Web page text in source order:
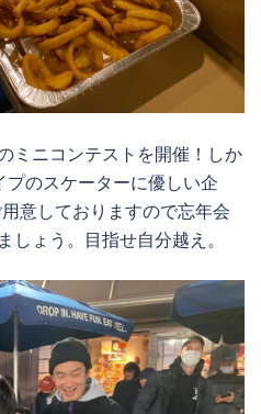
ミニコンテストを開催！しか
のスケーターに優しい企
意しておりますので忘年会
しょう。目指せ自分越え。